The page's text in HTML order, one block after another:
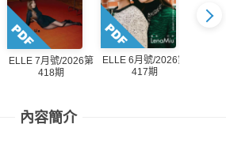
ELLE 7月號/2026第
418期
ELLE 6月號/2026第
417期
內容簡介